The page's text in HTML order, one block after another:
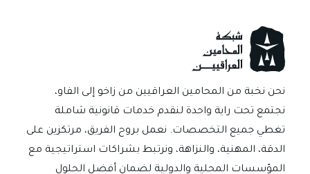
الكمبيالة
بعد
التوقيع
في
العراق؟
نحن نخبة من المحامين العراقيين من زاخو إلى الفاو،
نجتمع تحت راية واحدة لنقدم خدمات قانونية شاملة
تغطي جميع التخصصات. نعمل بروح الفريق، مرتكزين على
الدقة، المهنية، والنزاهة، ونرتبط بشراكات استراتيجية مع
المؤسسات المحلية والدولية لضمان أفضل الحلول